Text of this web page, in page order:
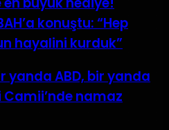
konuştu: “Hep
hayalini kurduk”
yanda ABD, bir yanda
Camii’nde namaz